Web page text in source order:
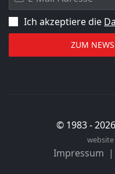
Ich akzeptiere die
© 1983 -2026
Impressum